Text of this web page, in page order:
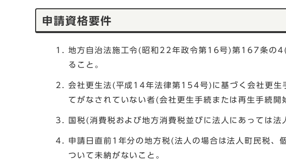
申請資格要件
地方自治法施工令(昭和22年政令第16号)第167条の
ること。
会社更生法(平成14年法律第154号)に基づく会社更
てがなされていない者(会社更生手続または再生手続
国税(消費税および地方消費税並びに法人にあっては
申請日直前1年分の地方税(法人の場合は法人町民税、
ついて未納がないこと。